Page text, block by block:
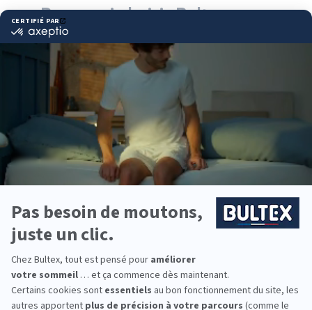
Pourquoi choisir Bultex
comme literie ?
Bultex est la marque de literie la plus détenue par
les Français*, portée par un savoir‑faire reconnu et
des technologies de confort éprouvées. L’objectif :
vous offrir un sommeil stable et durable, nuit après
nuit.
La gamme couvre plusieurs fermetés (souple,
équilibrée, ferme). En l’associant à un sommier
adapté, vous optimisez le soutien du corps et la
longévité de l’ensemble.
Pour équiper toute la famille, vous trouverez des
au lit principal. Chacun peut ainsi choisir le confort
qui lui convient.
*Marque la plus détenue : 18 599 personnes
Iligo.
DARTY ST JUNIEN :
essayez avant d’acheter